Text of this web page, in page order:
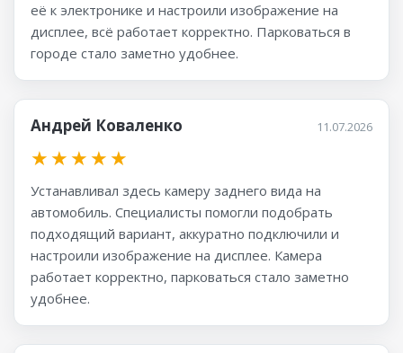
её к электронике и настроили изображение на
дисплее, всё работает корректно. Парковаться в
городе стало заметно удобнее.
Андрей Коваленко 11.07.2026
★★★★★
Устанавливал здесь камеру заднего вида на
автомобиль. Специалисты помогли подобрать
подходящий вариант, аккуратно подключили и
настроили изображение на дисплее. Камера
работает корректно, парковаться стало заметно
удобнее.